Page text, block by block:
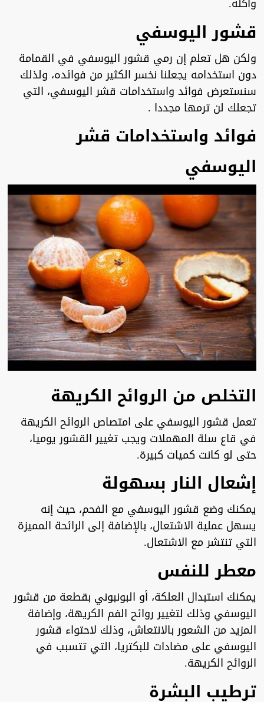
قشور اليوسفي
ولكن هل تعلم إن رمي قشور اليوسفي في القمامة
دون استخدامه يجعلنا نخسر الكثير من فوائده، ولذلك
سنستعرض فوائد واستخدامات قشر اليوسفي، التي
تجعلك لن ترمها مجددا .
فوائد واستخدامات قشر
اليوسفي
التخلص من الروائح الكريهة
تعمل قشور اليوسفي على امتصاص الروائح الكريهة
في قاع سلة المهملات ويجب تغيير القشور يوميا،
حتى لو كانت كميات كبيرة.
إشعال النار بسهولة
يمكنك وضع قشور اليوسفي مع الفحم، حيث إنه
يسهل عملية الاشتعال، بالإضافة إلى الرائحة المميزة
التي تنتشر مع الاشتعال.
معطر للنفس
يمكنك استبدال العلكة، أو البونبوني بقطعة من قشور
اليوسفي وذلك لتغيير روائح الفم الكريهة، وإضافة
المزيد من الشعور بالانتعاش، وذلك لاحتواء قشور
اليوسفي على مضادات للبكتريا، التي تتسبب في
الروائح الكريهة.
ترطيب البشرة